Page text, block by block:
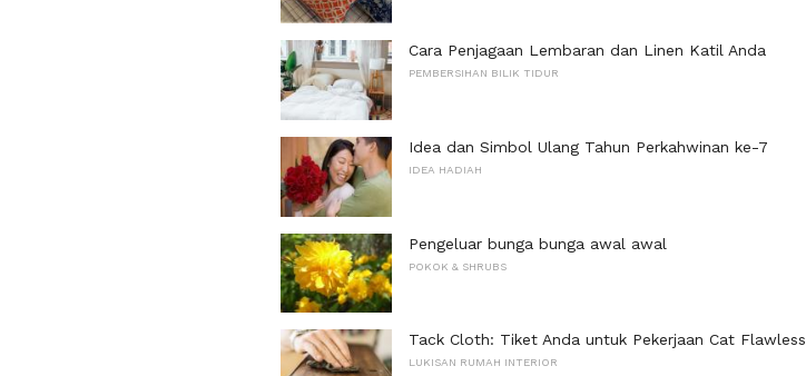
Cara Penjagaan Lembaran dan Linen Katil Anda
PEMBERSIHAN BILIK TIDUR
Idea dan Simbol Ulang Tahun Perkahwinan ke-7
IDEA HADIAH
Pengeluar bunga bunga awal awal
POKOK & SHRUBS
Tack Cloth: Tiket Anda untuk Pekerjaan Cat Flawless
LUKISAN RUMAH INTERIOR